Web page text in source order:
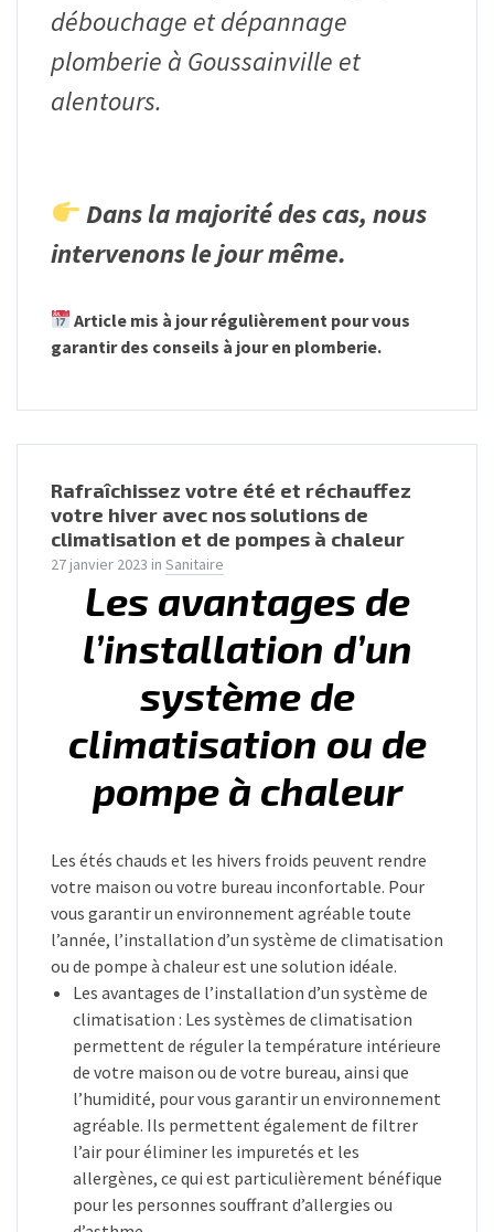
débouchage et dépannage
plomberie à Goussainville et
alentours.
Dans la majorité des cas, nous
intervenons le jour même.
Article mis à jour régulièrement pour vous
garantir des conseils à jour en plomberie.
Rafraîchissez votre été et réchauffez
votre hiver avec nos solutions de
climatisation et de pompes à chaleur
27 janvier 2023 in Sanitaire
Les avantages de
l’installation d’un
système de
climatisation ou de
pompe à chaleur
Les étés chauds et les hivers froids peuvent rendre
votre maison ou votre bureau inconfortable. Pour
vous garantir un environnement agréable toute
l’année, l’installation d’un système de climatisation
ou de pompe à chaleur est une solution idéale.
Les avantages de l’installation d’un système de
climatisation : Les systèmes de climatisation
permettent de réguler la température intérieure
de votre maison ou de votre bureau, ainsi que
l’humidité, pour vous garantir un environnement
agréable. Ils permettent également de filtrer
l’air pour éliminer les impuretés et les
allergènes, ce qui est particulièrement bénéfique
pour les personnes souffrant d’allergies ou